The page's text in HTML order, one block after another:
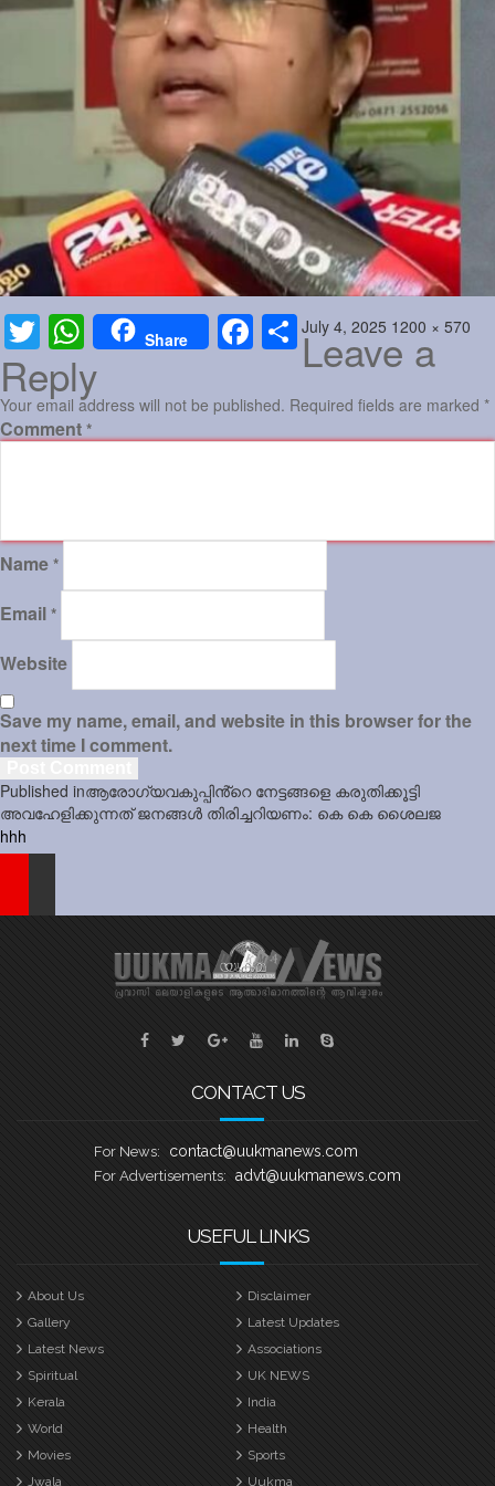
Gallery
Twitter WhatsAppShare FacebookShare
Posted
July 4, 2025 Full
size
1200 × 570
Leave a
Reply
Your email address will not be published. Required fields are marked *
Comment *
Name *
Email *
Website
Save my name, email, and website in this browser for the
next time I comment.
Post
navigation
Published inആരോഗ്യവകുപ്പിൻ്റെ നേട്ടങ്ങളെ കരുതിക്കൂട്ടി
അവഹേളിക്കുന്നത് ജനങ്ങള്‍ തിരിച്ചറിയണം: കെ കെ ശൈലജ
hhh
CONTACT US
For News: contact@uukmanews.com
For Advertisements: advt@uukmanews.com
USEFUL LINKS
About Us
Disclaimer
Gallery
Latest Updates
Latest News
Associations
Spiritual
UK NEWS
Kerala
India
World
Health
Movies
Sports
Jwala
Uukma